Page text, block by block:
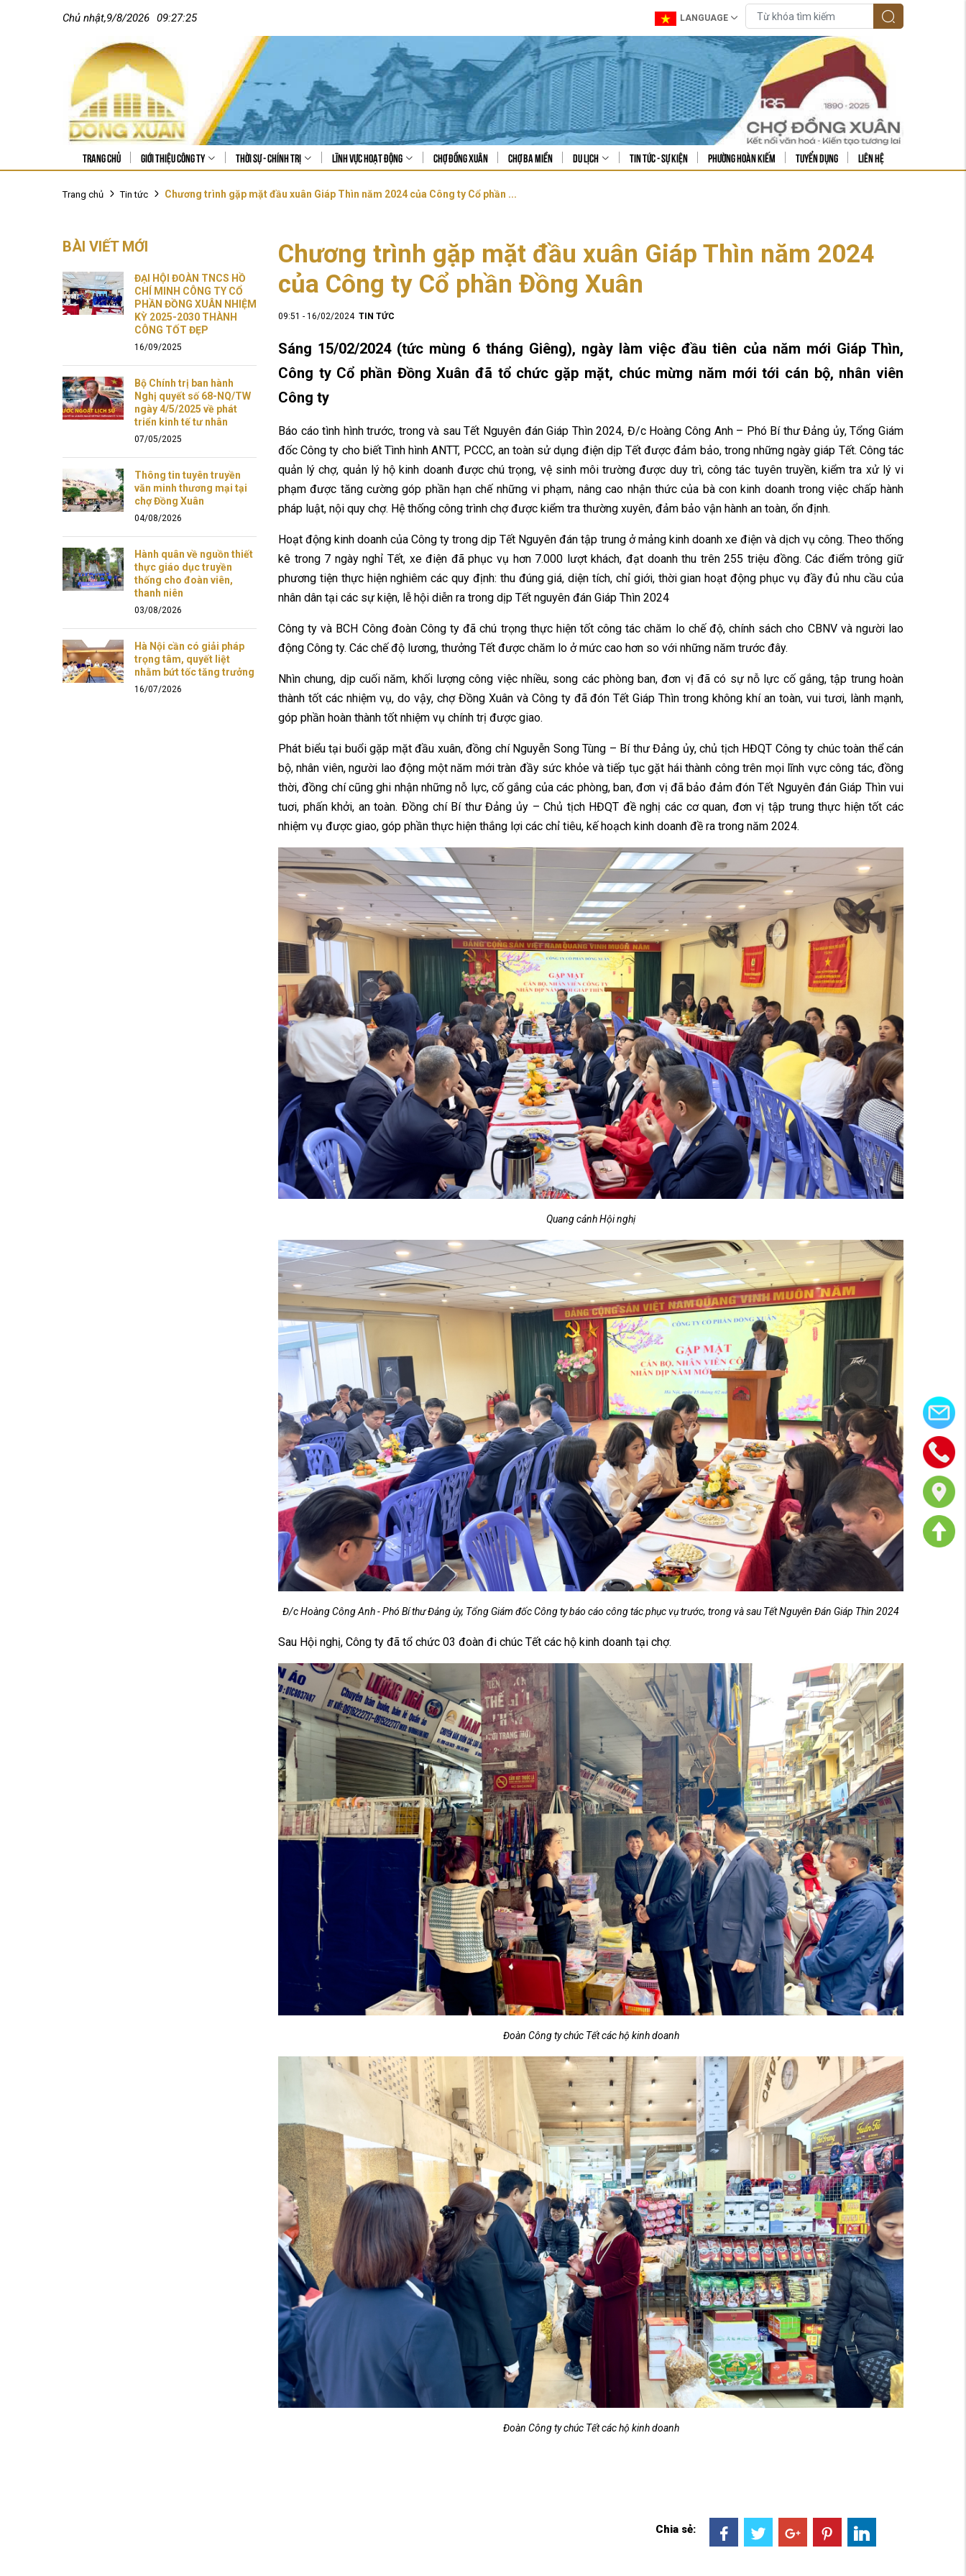
Chủ nhật,9/8/2026 09:27:27 LANGUAGE
Trang chủ Giới thiệu công ty Thời sự - Chính trị Lĩnh vực hoạt động Chợ Đồng Xuân Chợ Ba Miền Du lịch Tin tức - sự kiện Phường Hoàn Kiếm Tuyển dụng Liên hệ
Trang chủ Tin tức Chương trình gặp mặt đầu xuân Giáp Thìn năm 2024 của Công ty Cổ phần ...
BÀI VIẾT MỚI
ĐẠI HỘI ĐOÀN TNCS HỒ
CHÍ MINH CÔNG TY CỔ
PHẦN ĐỒNG XUÂN NHIỆM
KỲ 2025-2030 THÀNH
CÔNG TỐT ĐẸP
16/09/2025
Bộ Chính trị ban hành
Nghị quyết số 68-NQ/TW
ngày 4/5/2025 về phát
triển kinh tế tư nhân
07/05/2025
Thông tin tuyên truyền
văn minh thương mại tại
chợ Đồng Xuân
04/08/2026
Hành quân về nguồn thiết
thực giáo dục truyền
thống cho đoàn viên,
thanh niên
03/08/2026
Hà Nội cần có giải pháp
trọng tâm, quyết liệt
nhằm bứt tốc tăng trưởng
16/07/2026
Chương trình gặp mặt đầu xuân Giáp Thìn năm 2024
của Công ty Cổ phần Đồng Xuân
09:51 - 16/02/2024 TIN TỨC
Sáng 15/02/2024 (tức mùng 6 tháng Giêng), ngày làm việc đầu tiên của năm mới Giáp Thìn,
Công ty Cổ phần Đồng Xuân đã tổ chức gặp mặt, chúc mừng năm mới tới cán bộ, nhân viên
Công ty
Báo cáo tình hình trước, trong và sau Tết Nguyên đán Giáp Thìn 2024, Đ/c Hoàng Công Anh – Phó Bí thư Đảng ủy, Tổng Giám
đốc Công ty cho biết Tình hình ANTT, PCCC, an toàn sử dụng điện dịp Tết được đảm bảo, trong những ngày giáp Tết. Công tác
quản lý chợ, quản lý hộ kinh doanh được chú trọng, vệ sinh môi trường được duy trì, công tác tuyên truyền, kiểm tra xử lý vi
phạm được tăng cường góp phần hạn chế những vi phạm, nâng cao nhận thức của bà con kinh doanh trong việc chấp hành
pháp luật, nội quy chợ. Hệ thống công trình chợ được kiểm tra thường xuyên, đảm bảo vận hành an toàn, ổn định.
Hoạt động kinh doanh của Công ty trong dịp Tết Nguyên đán tập trung ở mảng kinh doanh xe điện và dịch vụ công. Theo thống
kê trong 7 ngày nghỉ Tết, xe điện đã phục vụ hơn 7.000 lượt khách, đạt doanh thu trên 255 triệu đồng. Các điểm trông giữ
phương tiện thực hiện nghiêm các quy định: thu đúng giá, diện tích, chỉ giới, thời gian hoạt động phục vụ đầy đủ nhu cầu của
nhân dân tại các sự kiện, lễ hội diễn ra trong dịp Tết nguyên đán Giáp Thìn 2024
Công ty và BCH Công đoàn Công ty đã chú trọng thực hiện tốt công tác chăm lo chế độ, chính sách cho CBNV và người lao
động Công ty. Các chế độ lương, thưởng Tết được chăm lo ở mức cao hơn so với những năm trước đây.
Nhìn chung, dịp cuối năm, khối lượng công việc nhiều, song các phòng ban, đơn vị đã có sự nỗ lực cố gắng, tập trung hoàn
thành tốt các nhiệm vụ, do vậy, chợ Đồng Xuân và Công ty đã đón Tết Giáp Thìn trong không khí an toàn, vui tươi, lành mạnh,
góp phần hoàn thành tốt nhiệm vụ chính trị được giao.
Phát biểu tại buổi gặp mặt đầu xuân, đồng chí Nguyễn Song Tùng – Bí thư Đảng ủy,chủ tịch HĐQT Công ty chúc toàn thể cán
bộ, nhân viên, người lao động một năm mới tràn đầy sức khỏe và tiếp tục gặt hái thành công trên mọilĩnh vực công tác, đồng
thời, đồng chícũngghi nhận những nỗ lực, cố gắng của các phòng, ban,đơn vị đã bảo đảm đón Tết Nguyên đán Giáp Thìnvui
tuơi, phấn khởi, an toàn. Đồng chí Bí thưĐảng ủy – Chủ tịch HĐQT đề nghị các cơ quan, đơn vị tập trung thực hiện tốt các
nhiệm vụ được giao, góp phần thực hiện thắng lợi các chỉ tiêu, kế hoạch kinh doanh đề ra trong năm 2024.
Quang cảnh Hội nghị
Đ/c Hoàng Công Anh - Phó Bí thư Đảng ủy, Tổng Giám đốc Công ty báo cáo công tác phục vụ trước, trong và sau Tết Nguyên Đán Giáp Thìn 2024
Sau Hội nghị, Công ty đã tổ chức 03 đoàn đi chúc Tết các hộ kinh doanh tại chợ.
Đoàn Công ty chúc Tết các hộ kinh doanh
Đoàn Công ty chúc Tết các hộ kinh doanh
Chia sẻ: